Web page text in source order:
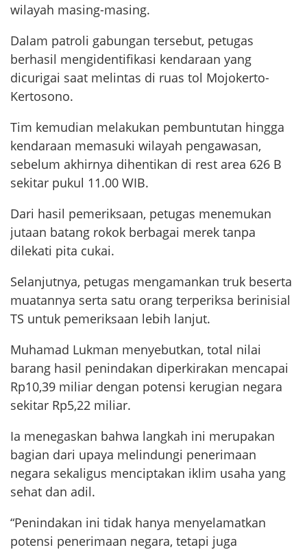
wilayah masing-masing.
Dalam patroli gabungan tersebut, petugas
berhasil mengidentifikasi kendaraan yang
dicurigai saat melintas di ruas tol Mojokerto-
Kertosono.
Tim kemudian melakukan pembuntutan hingga
kendaraan memasuki wilayah pengawasan,
sebelum akhirnya dihentikan di rest area 626 B
sekitar pukul 11.00 WIB.
Dari hasil pemeriksaan, petugas menemukan
jutaan batang rokok berbagai merek tanpa
dilekati pita cukai.
Selanjutnya, petugas mengamankan truk beserta
muatannya serta satu orang terperiksa berinisial
TS untuk pemeriksaan lebih lanjut.
Muhamad Lukman menyebutkan, total nilai
barang hasil penindakan diperkirakan mencapai
Rp10,39 miliar dengan potensi kerugian negara
sekitar Rp5,22 miliar.
Ia menegaskan bahwa langkah ini merupakan
bagian dari upaya melindungi penerimaan
negara sekaligus menciptakan iklim usaha yang
sehat dan adil.
“Penindakan ini tidak hanya menyelamatkan
potensi penerimaan negara, tetapi juga